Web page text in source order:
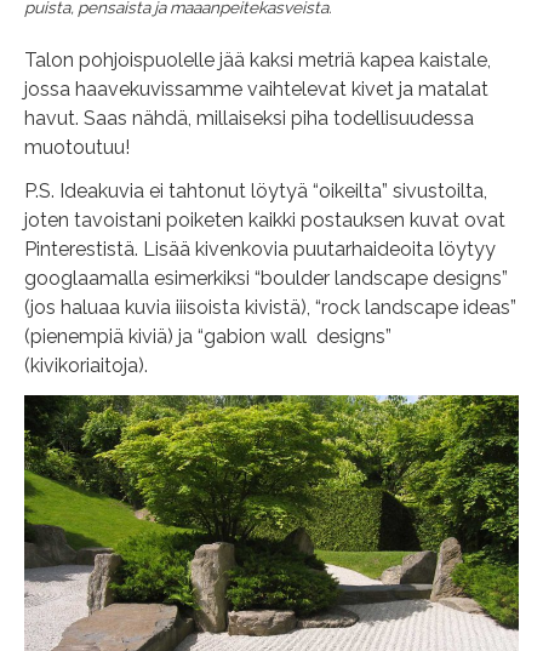
puista, pensaista ja maaanpeitekasveista.
Talon pohjoispuolelle jää kaksi metriä kapea kaistale,
jossa haavekuvissamme vaihtelevat kivet ja matalat
havut. Saas nähdä, millaiseksi piha todellisuudessa
muotoutuu!
P.S. Ideakuvia ei tahtonut löytyä “oikeilta” sivustoilta,
joten tavoistani poiketen kaikki postauksen kuvat ovat
Pinterestistä. Lisää kivenkovia puutarhaideoita löytyy
googlaamalla esimerkiksi “boulder landscape designs”
(jos haluaa kuvia iiisoista kivistä), “rock landscape ideas”
(pienempiä kiviä) ja “gabion wall designs”
(kivikoriaitoja).